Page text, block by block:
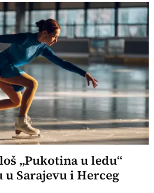
„Pukotina u ledu“
Sarajevu i Herceg